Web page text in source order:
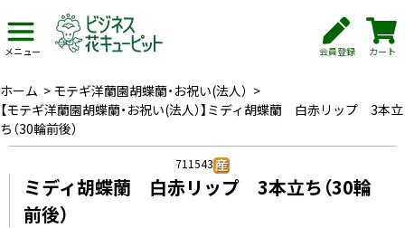
メニュー 会員登録 カート
ホーム > モテギ洋蘭園胡蝶蘭・お祝い(法人） >
【モテギ洋蘭園胡蝶蘭・お祝い(法人）】ミディ胡蝶蘭 白赤リップ 3本立
ち（30輪前後）
711543
ミディ胡蝶蘭 白赤リップ 3本立ち（30輪
前後）